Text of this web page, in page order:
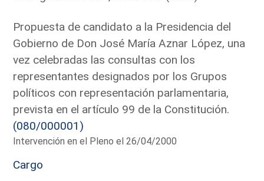
Propuesta de candidato a la Presidencia del
Gobierno de Don José María Aznar López, una
vez celebradas las consultas con los
representantes designados por los Grupos
políticos con representación parlamentaria,
prevista en el artículo 99 de la Constitución.
(080/000001)
Intervención en el Pleno el 26/04/2000
Cargo